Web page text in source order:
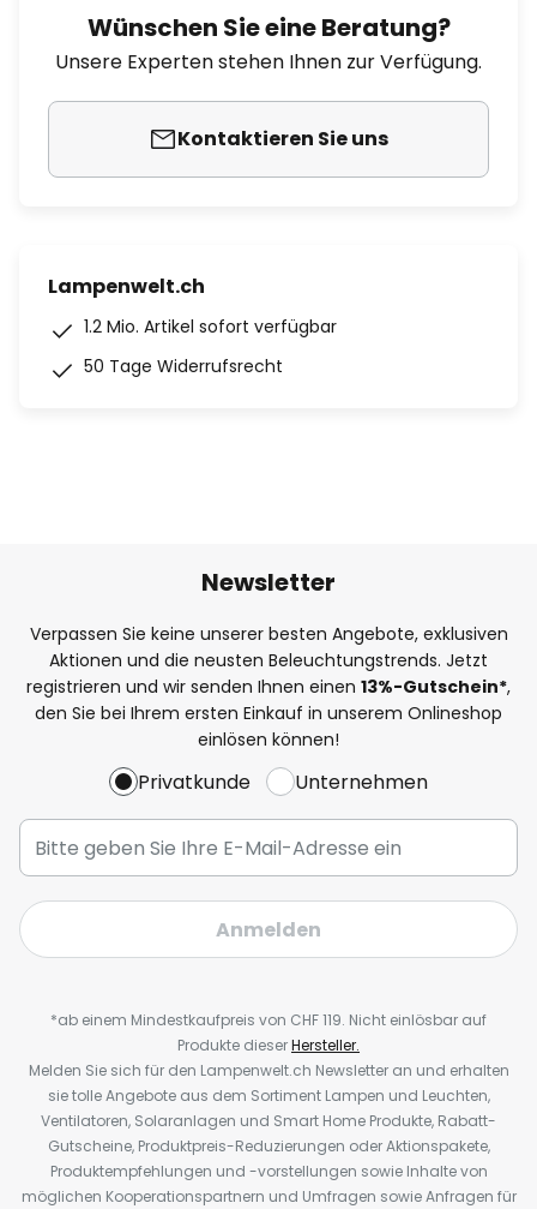
Wünschen Sie eine Beratung?
Unsere Experten stehen Ihnen zur Verfügung.
Kontaktieren Sie uns
Lampenwelt.ch
1.2 Mio. Artikel sofort verfügbar
50 Tage Widerrufsrecht
Newsletter
Verpassen Sie keine unserer besten Angebote, exklusiven
Aktionen und die neusten Beleuchtungstrends. Jetzt
registrieren und wir senden Ihnen einen 13%-Gutschein*,
den Sie bei Ihrem ersten Einkauf in unserem Onlineshop
einlösen können!
Privatkunde Unternehmen
Anmelden
*ab einem Mindestkaufpreis von CHF 119. Nicht einlösbar auf
Produkte dieserHersteller.
Melden Sie sich für den Lampenwelt.ch Newsletter an und erhalten
sie tolle Angebote aus dem Sortiment Lampen und Leuchten,
Ventilatoren, Solaranlagen und Smart Home Produkte, Rabatt-
Gutscheine, Produktpreis-Reduzierungen oder Aktionspakete,
Produktempfehlungen und -vorstellungen sowie Inhalte von
möglichen Kooperationspartnern und Umfragen sowie Anfragen für